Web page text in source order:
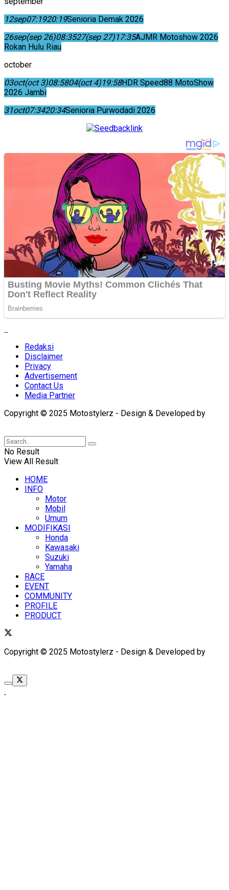
12sep07:1920:19Senioria Demak 2026
26sep(sep 26)08:3527(sep 27)17:35AJMR Motoshow 2026
Rokan Hulu Riau
october
03oct(oct 3)08:5804(oct 4)19:58HDR Speed88 MotoShow
2026 Jambi
31oct07:3420:34Senioria Purwodadi 2026
Redaksi
Disclaimer
Privacy
Advertisement
Contact Us
Media Partner
Copyright © 2025 Motostylerz - Design & Developed by
No Result
View All Result
HOME
INFO
Motor
Mobil
Umum
MODIFIKASI
Honda
Kawasaki
Suzuki
Yamaha
RACE
EVENT
COMMUNITY
PROFILE
PRODUCT
Copyright © 2025 Motostylerz - Design & Developed by